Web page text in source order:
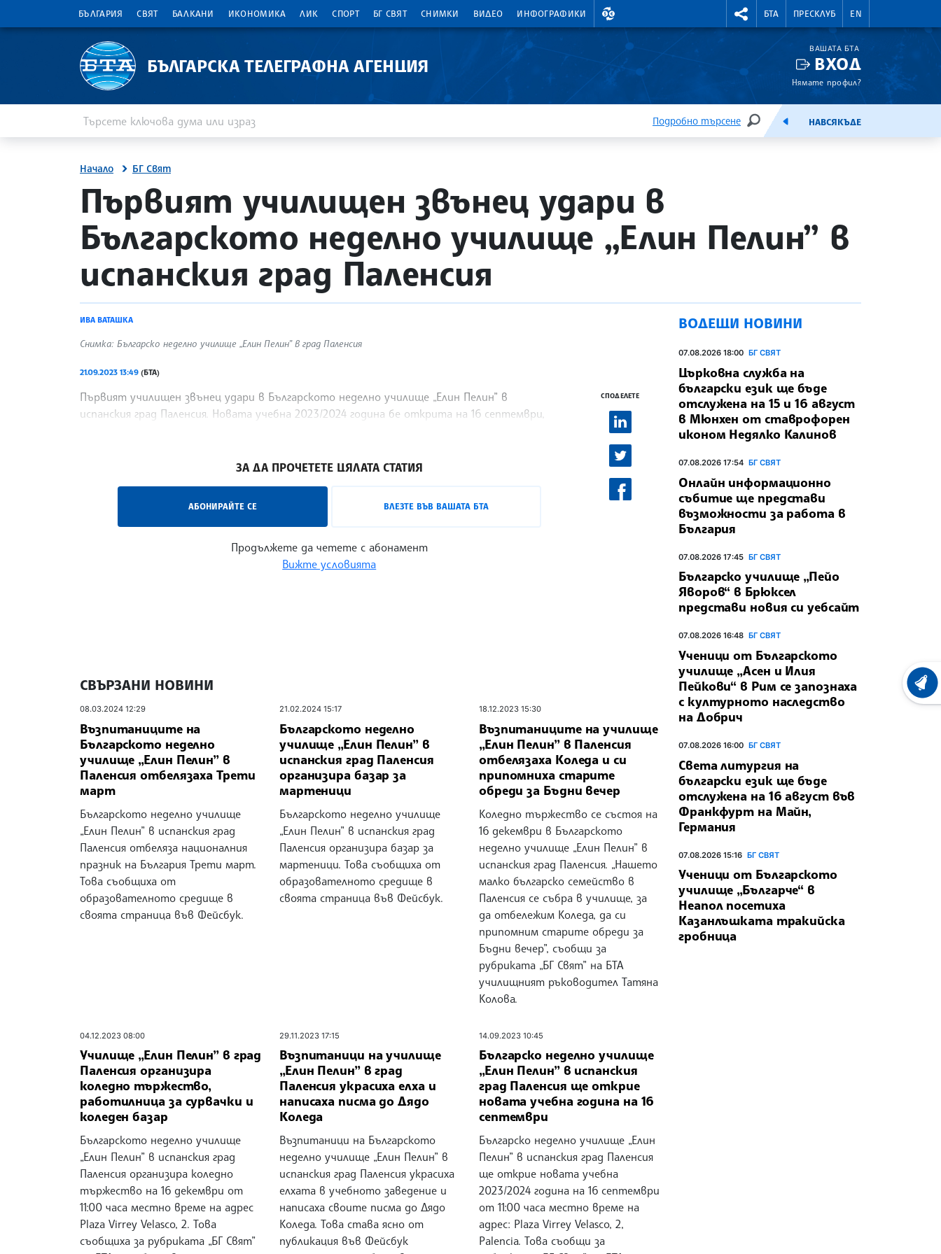
БЪЛГАРИЯ СВЯТ БАЛКАНИ ИКОНОМИКА ЛИК СПОРТ БГ СВЯТ СНИМКИ ВИДЕО ИНФОГРАФИКИ
ВАЛУТНИ КУРСОВЕ RIGHTMENU.SOCIAL
БТА ПРЕСКЛУБ EN
БЪЛГАРСКА ТЕЛЕГРАФНА АГЕНЦИЯ
ВАШАТА БТА
ВХОД
Нямате профил?
Подробно търсене
ТЪРСЕНЕЕМИСИЯНАВСЯКЪДЕ
Начало БГ Свят
site.bta
Първият училищен звънец удари в
Българското неделно училище „Елин Пелин” в
испанския град Паленсия
ИВА ВАТАШКА
Снимка: Българско неделно училище „Елин Пелин” в град Паленсия
21.09.2023 13:49 (БТА)
Първият училищен звънец удари в Българското неделно училище „Елин Пелин” в
испанския град Паленсия. Новата учебна 2023/2024 година бе открита на 16 септември,
ЗА ДА ПРОЧЕТЕТЕ ЦЯЛАТА СТАТИЯ
АБОНИРАЙТЕ СЕ ВЛЕЗТЕ ВЪВ ВАШАТА БТА
Продължете да четете с абонамент
Вижте условията
СПОДЕЛЕТЕ
СВЪРЗАНИ НОВИНИ
08.03.2024 12:29
Възпитаниците на
Българското неделно
училище „Елин Пелин” в
Паленсия отбелязаха Трети
март
Българското неделно училище
„Елин Пелин” в испанския град
Паленсия отбеляза националния
празник на България Трети март.
Това съобщиха от
образователното средище в
своята страница във Фейсбук.
21.02.2024 15:17
Българското неделно
училище „Елин Пелин” в
испанския град Паленсия
организира базар за
мартеници
Българското неделно училище
„Елин Пелин” в испанския град
Паленсия организира базар за
мартеници. Това съобщиха от
образователното средище в
своята страница във Фейсбук.
18.12.2023 15:30
Възпитаниците на училище
„Елин Пелин” в Паленсия
отбелязаха Коледа и си
припомниха старите
обреди за Бъдни вечер
Коледно тържество се състоя на
16 декември в Българското
неделно училище „Елин Пелин” в
испанския град Паленсия. „Нашето
малко българско семейство в
Паленсия се събра в училище, за
да отбележим Коледа, да си
припомним старите обреди за
Бъдни вечер”, съобщи за
рубриката „БГ Свят” на БТА
училищният ръководител Татяна
Колова.
04.12.2023 08:00
Училище „Елин Пелин” в град
Паленсия организира
коледно тържество,
работилница за сурвачки и
коледен базар
Българското неделно училище
„Елин Пелин” в испанския град
Паленсия организира коледно
тържество на 16 декември от
11:00 часа местно време на адрес
Plaza Virrey Velasco, 2. Това
съобщиха за рубриката „БГ Свят”
29.11.2023 17:15
Възпитаници на училище
„Елин Пелин” в град
Паленсия украсиха елха и
написаха писма до Дядо
Коледа
Възпитаници на Българското
неделно училище „Елин Пелин” в
испанския град Паленсия украсиха
елхата в учебното заведение и
написаха своите писма до Дядо
Коледа. Това става ясно от
публикация във Фейсбук
14.09.2023 10:45
Българско неделно училище
„Елин Пелин” в испанския
град Паленсия ще открие
новата учебна година на 16
септември
Българско неделно училище „Елин
Пелин” в испанския град Паленсия
ще открие новата учебна
2023/2024 година на 16 септември
от 11:00 часа местно време на
адрес: Plaza Virrey Velasco, 2,
Palencia. Това съобщи за
ВОДЕЩИ НОВИНИ
07.08.2026 18:00 БГ СВЯТ
Църковна служба на
български език ще бъде
отслужена на 15 и 16 август
в Мюнхен от ставрофорен
иконом Недялко Калинов
07.08.2026 17:54 БГ СВЯТ
Онлайн информационно
събитие ще представи
възможности за работа в
България
07.08.2026 17:45 БГ СВЯТ
Българско училище „Пейо
Яворов“ в Брюксел
представи новия си уебсайт
07.08.2026 16:48 БГ СВЯТ
Ученици от Българското
училище „Асен и Илия
Пейкови“ в Рим се запознаха
с културното наследство
на Добрич
07.08.2026 16:00 БГ СВЯТ
Света литургия на
български език ще бъде
отслужена на 16 август във
Франкфурт на Майн,
Германия
07.08.2026 15:16 БГ СВЯТ
Ученици от Българското
училище „Българче“ в
Неапол посетиха
Казанлъшката тракийска
гробница